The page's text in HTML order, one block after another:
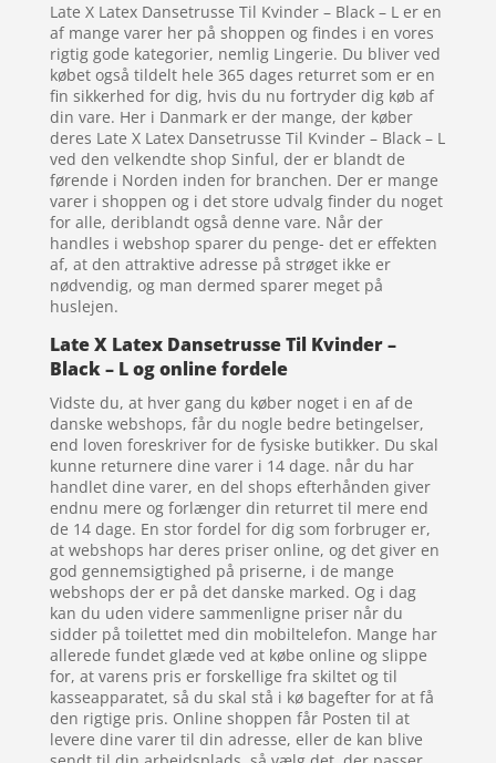
Late X Latex Dansetrusse Til Kvinder – Black – L er en
af mange varer her på shoppen og findes i en vores
rigtig gode kategorier, nemlig Lingerie. Du bliver ved
købet også tildelt hele 365 dages returret som er en
fin sikkerhed for dig, hvis du nu fortryder dig køb af
din vare. Her i Danmark er der mange, der køber
deres Late X Latex Dansetrusse Til Kvinder – Black – L
ved den velkendte shop Sinful, der er blandt de
førende i Norden inden for branchen. Der er mange
varer i shoppen og i det store udvalg finder du noget
for alle, deriblandt også denne vare. Når der
handles i webshop sparer du penge- det er effekten
af, at den attraktive adresse på strøget ikke er
nødvendig, og man dermed sparer meget på
huslejen.
Late X Latex Dansetrusse Til Kvinder –
Black – L og online fordele
Vidste du, at hver gang du køber noget i en af de
danske webshops, får du nogle bedre betingelser,
end loven foreskriver for de fysiske butikker. Du skal
kunne returnere dine varer i 14 dage. når du har
handlet dine varer, en del shops efterhånden giver
endnu mere og forlænger din returret til mere end
de 14 dage. En stor fordel for dig som forbruger er,
at webshops har deres priser online, og det giver en
god gennemsigtighed på priserne, i de mange
webshops der er på det danske marked. Og i dag
kan du uden videre sammenligne priser når du
sidder på toilettet med din mobiltelefon. Mange har
allerede fundet glæde ved at købe online og slippe
for, at varens pris er forskellige fra skiltet og til
kasseapparatet, så du skal stå i kø bagefter for at få
den rigtige pris. Online shoppen får Posten til at
levere dine varer til din adresse, eller de kan blive